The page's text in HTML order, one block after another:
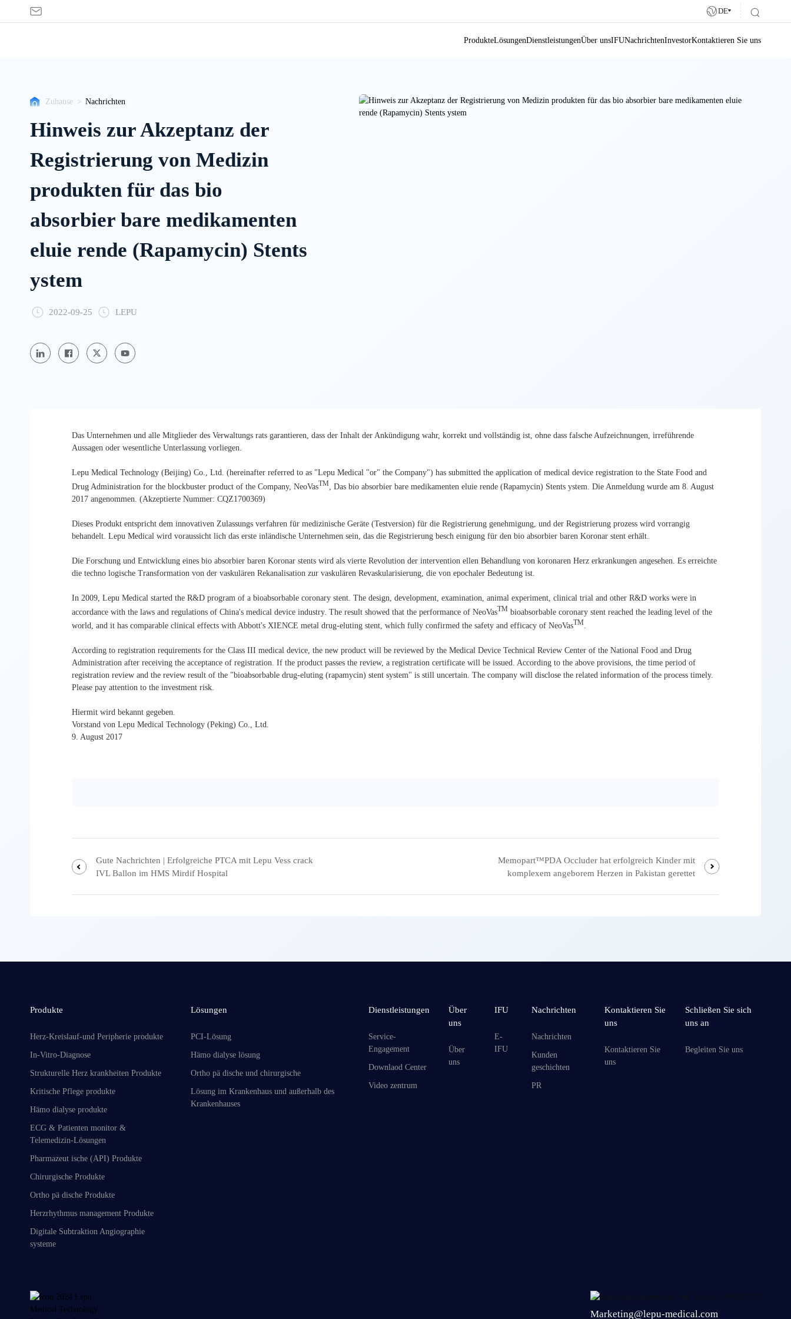
Nachrichten DE
ProdukteLösungenDienstleistungenÜber unsIFUNachrichtenInvestorKontaktieren Sie uns
Zuhause > Nachrichten
Hinweis zur Akzeptanz der
Registrierung von Medizin
produkten für das bio
absorbier bare medikamenten
eluie rende (Rapamycin) Stents
ystem
2022-09-25 LEPU
Das Unternehmen und alle Mitglieder des Verwaltungs rats garantieren, dass der Inhalt der Ankündigung wahr, korrekt und vollständig ist, ohne dass falsche Aufzeichnungen, irreführende
Aussagen oder wesentliche Unterlassung vorliegen.
Lepu Medical Technology (Beijing) Co., Ltd. (hereinafter referred to as "Lepu Medical "or" the Company") has submitted the application of medical device registration to the State Food and
Drug Administration for the blockbuster product of the Company, NeoVasTM
, Das bio absorbier bare medikamenten eluie rende (Rapamycin) Stents ystem. Die Anmeldung wurde am 8. August
2017 angenommen. (Akzeptierte Nummer: CQZ1700369)
Dieses Produkt entspricht dem innovativen Zulassungs verfahren für medizinische Geräte (Testversion) für die Registrierung genehmigung, und der Registrierung prozess wird vorrangig
behandelt. Lepu Medical wird voraussicht lich das erste inländische Unternehmen sein, das die Registrierung besch einigung für den bio absorbier baren Koronar stent erhält.
Die Forschung und Entwicklung eines bio absorbier baren Koronar stents wird als vierte Revolution der intervention ellen Behandlung von koronaren Herz erkrankungen angesehen. Es erreichte
die techno logische Transformation von der vaskulären Rekanalisation zur vaskulären Revaskularisierung, die von epochaler Bedeutung ist.
In 2009, Lepu Medical started the R&D program of a bioabsorbable coronary stent. The design, development, examination, animal experiment, clinical trial and other R&D works were in
accordance with the laws and regulations of China's medical device industry. The result showed that the performance of NeoVasTM bioabsorbable coronary stent reached the leading level of the
world, and it has comparable clinical effects with Abbott's XIENCE metal drug-eluting stent, which fully confirmed the safety and efficacy of NeoVasTM.
According to registration requirements for the Class III medical device, the new product will be reviewed by the Medical Device Technical Review Center of the National Food and Drug
Administration after receiving the acceptance of registration. If the product passes the review, a registration certificate will be issued. According to the above provisions, the time period of
registration review and the review result of the "bioabsorbable drug-eluting (rapamycin) stent system" is still uncertain. The company will disclose the related information of the process timely.
Please pay attention to the investment risk.
Hiermit wird bekannt gegeben.
Vorstand von Lepu Medical Technology (Peking) Co., Ltd.
9. August 2017
Gute Nachrichten | Erfolgreiche PTCA mit Lepu Vess crack
IVL Ballon im HMS Mirdif Hospital
Memopart™PDA Occluder hat erfolgreich Kinder mit
komplexem angeborem Herzen in Pakistan gerettet
Produkte
Herz-Kreislauf-und Peripherie produkte
In-Vitro-Diagnose
Strukturelle Herz krankheiten Produkte
Kritische Pflege produkte
Hämo dialyse produkte
ECG & Patienten monitor &
Telemedizin-Lösungen
Pharmazeut ische (API) Produkte
Chirurgische Produkte
Ortho pä dische Produkte
Herzrhythmus management Produkte
Digitale Subtraktion Angiographie
systeme
Lösungen
PCI-Lösung
Hämo dialyse lösung
Ortho pä dische und chirurgische
Lösung im Krankenhaus und außerhalb des
Krankenhauses
Dienstleistungen
Service-
Engagement
Downlaod Center
Video zentrum
Über
uns
Über
uns
IFU
E-
IFU
Nachrichten
Nachrichten
Kunden
geschichten
PR
Kontaktieren Sie
uns
Kontaktieren Sie
uns
Schließen Sie sich
uns an
Begleiten Sie uns
Marketing@lepu-medical.com